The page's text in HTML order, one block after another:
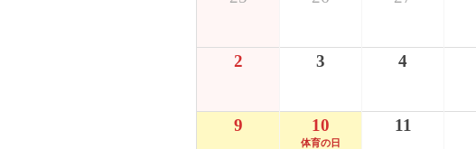
2 3 4
9 10
体育の日
11